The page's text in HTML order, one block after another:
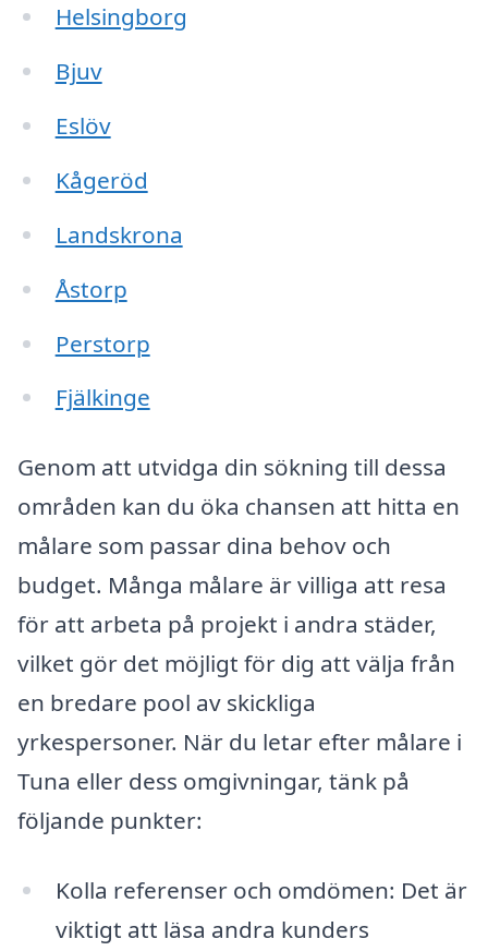
Helsingborg
Bjuv
Eslöv
Kågeröd
Landskrona
Åstorp
Perstorp
Fjälkinge
Genom att utvidga din sökning till dessa
områden kan du öka chansen att hitta en
målare som passar dina behov och
budget. Många målare är villiga att resa
för att arbeta på projekt i andra städer,
vilket gör det möjligt för dig att välja från
en bredare pool av skickliga
yrkespersoner. När du letar efter målare i
Tuna eller dess omgivningar, tänk på
följande punkter:
Kolla referenser och omdömen: Det är
viktigt att läsa andra kunders